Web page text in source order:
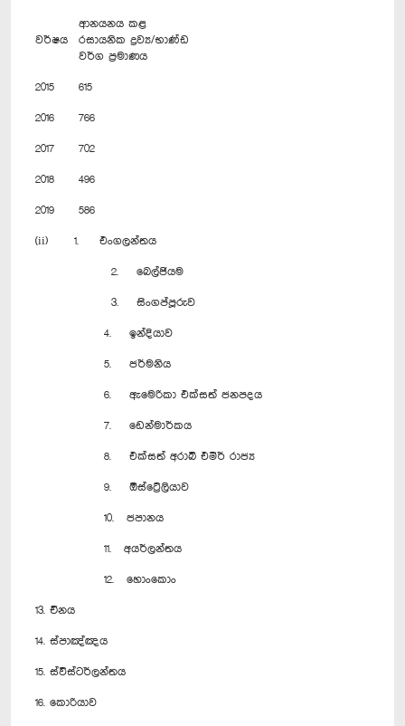
වර්ෂය
ආනයනය කළ
රසායනික ද්‍රව්‍ය/භාණ්ඩ
වර්ග ප්‍රමාණය
2015 615
2016 766
2017 702
2018 496
2019 586
(ii) 1. එංගලන්තය
2. බෙල්ජියම
3. සිංගප්පූරුව
4. ඉන්දියාව
5. ජර්මනිය
6. ඇමෙරිකා එක්සත් ජනපදය
7. ඩෙන්මාර්කය
8. එක්සත් අරාබි එමීර් රාජ්‍ය
9. ඕස්ට්‍රේලියාව
10. ජපානය
11. අයර්ලන්තය
12. හොංකොං
13. චීනය
14. ස්පාඤ්ඤය
15. ස්විස්ටර්ලන්තය
16. කොරියාව